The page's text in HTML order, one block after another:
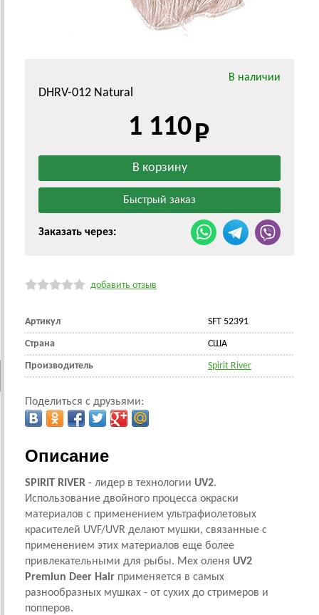
В наличии
DHRV-012 Natural
1 110
Заказать через:
добавить отзыв
Артикул SFT 52391
Страна CША
Производитель Spirit River
Поделиться с друзьями:
Описание
SPIRIT RIVER - лидер в технологии UV2.
Использование двойного процесса окраски
материалов с применением ультрафиолетовых
красителей UVF/UVR делают мушки, связанные с
применением этих материалов еще более
привлекательными для рыбы. Мех оленя UV2
Premiun Deer Hair применяется в самых
разнообразных мушках - от сухих до стримеров и
попперов.